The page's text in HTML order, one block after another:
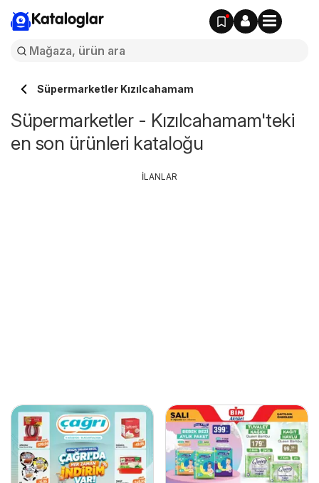
Kataloglar
Süpermarketler Kızılcahamam
Süpermarketler - Kızılcahamam'teki
en son ürünleri kataloğu
İLANLAR